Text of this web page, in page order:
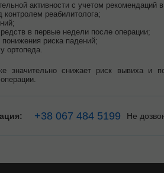
активности с учетом рекомендаций
реабилитолога;
в первые недели после операции;
риска падений;
ортопеда.
значительно снижает риск вывиха и
+38 067 484 5199 Не